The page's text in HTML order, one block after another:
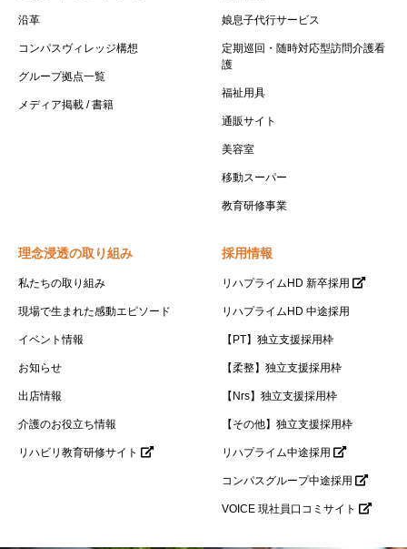
沿革
コンパスヴィレッジ構想
グループ拠点一覧
メディア掲載 / 書籍
娘息子代行サービス
定期巡回・随時対応型訪問介護看
護
福祉用具
通販サイト
美容室
移動スーパー
教育研修事業
理念浸透の取り組み
私たちの取り組み
現場で生まれた感動エピソード
イベント情報
お知らせ
出店情報
介護のお役立ち情報
リハビリ教育研修サイト
採用情報
リハプライムHD 新卒採用
リハプライムHD 中途採用
【PT】独立支援採用枠
【柔整】独立支援採用枠
【Nrs】独立支援採用枠
【その他】独立支援採用枠
リハプライム中途採用
コンパスグループ中途採用
VOICE 現社員口コミサイト